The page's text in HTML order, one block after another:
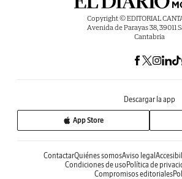
Copyright © EDITORIAL
Avenida de Parayas 38, 39011
Cantabria
Descargar la app
App Store
ContactarQuiénes somosAviso legal
Condiciones de usoPolítica de
Compromisos editoriales